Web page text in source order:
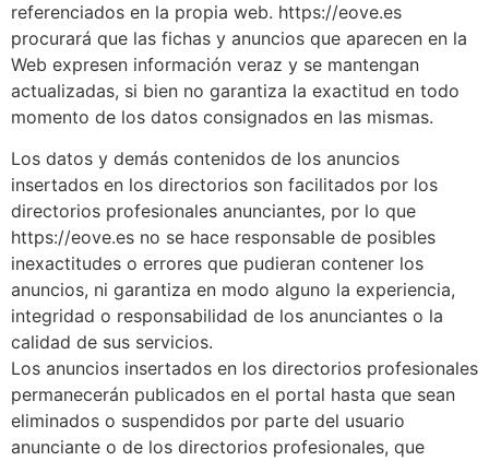
referenciados en la propia web. https://eove.es
procurará que las fichas y anuncios que aparecen en la
Web expresen información veraz y se mantengan
actualizadas, si bien no garantiza la exactitud en todo
momento de los datos consignados en las mismas.
Los datos y demás contenidos de los anuncios
insertados en los directorios son facilitados por los
directorios profesionales anunciantes, por lo que
https://eove.es no se hace responsable de posibles
inexactitudes o errores que pudieran contener los
anuncios, ni garantiza en modo alguno la experiencia,
integridad o responsabilidad de los anunciantes o la
calidad de sus servicios.
Los anuncios insertados en los directorios profesionales
permanecerán publicados en el portal hasta que sean
eliminados o suspendidos por parte del usuario
anunciante o de los directorios profesionales, que